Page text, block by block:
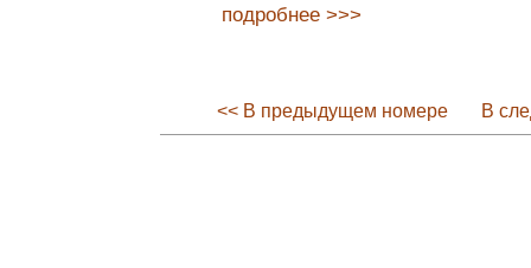
подробнее >>>
<< В предыдущем номере В